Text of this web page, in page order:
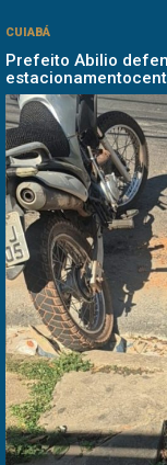
CUIABÁ
Prefeito Abilio